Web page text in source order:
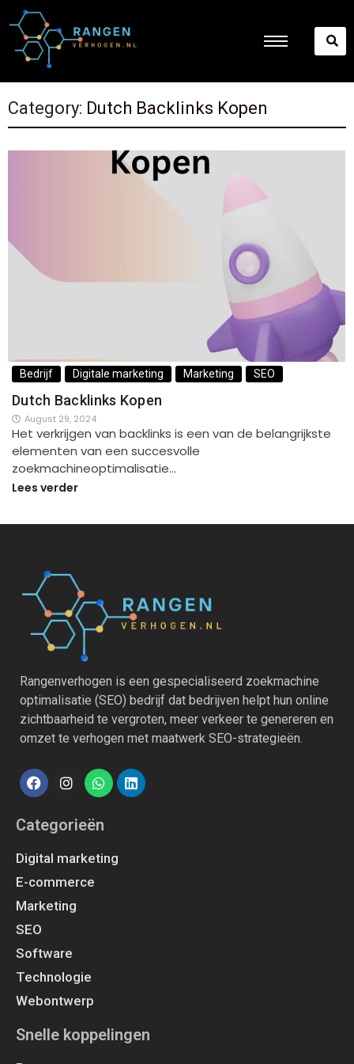
Category: Dutch Backlinks Kopen
Bedrijf Digitale marketing Marketing SEO
Dutch Backlinks Kopen
August 29, 2024
Het verkrijgen van backlinks is een van de belangrijkste
elementen van een succesvolle
zoekmachineoptimalisatie…
Lees verder
Rangenverhogen is een gespecialiseerd zoekmachine
optimalisatie (SEO) bedrijf dat bedrijven helpt hun online
zichtbaarheid te vergroten, meer verkeer te genereren en
omzet te verhogen met maatwerk SEO-strategieën.
Categorieën
Digital marketing
E-commerce
Marketing
SEO
Software
Technologie
Webontwerp
Snelle koppelingen